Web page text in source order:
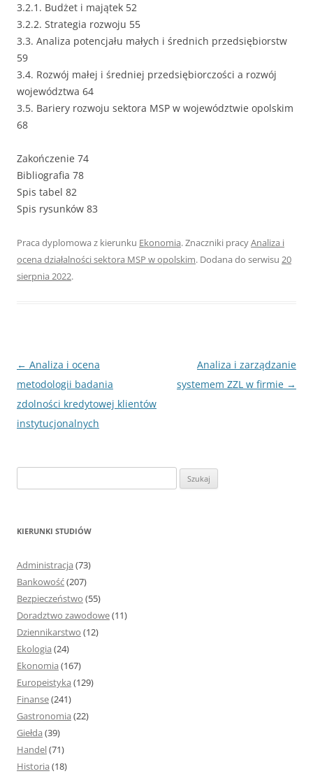
3.2.1. Budżet i majątek 52
3.2.2. Strategia rozwoju 55
3.3. Analiza potencjału małych i średnich przedsiębiorstw
59
3.4. Rozwój małej i średniej przedsiębiorczości a rozwój
województwa 64
3.5. Bariery rozwoju sektora MSP w województwie opolskim
68
Zakończenie 74
Bibliografia 78
Spis tabel 82
Spis rysunków 83
Praca dyplomowa z kierunku Ekonomia. Znaczniki pracyAnaliza i
ocena działalności sektora MSP w opolskim. Dodana do serwisu 20
sierpnia 2022.
Nawigacja
wpisu
← Analiza i ocena
metodologii badania
zdolności kredytowej klientów
instytucjonalnych
Analiza i zarządzanie
systemem ZZL w firmie →
z
KIERUNKI STUDIÓW
Administracja (73)
Bankowość(207)
Bezpieczeństwo (55)
Doradztwo zawodowe(11)
Dziennikarstwo (12)
Ekologia (24)
Ekonomia (167)
Europeistyka (129)
Finanse(241)
Gastronomia (22)
Giełda (39)
Handel(71)
Historia (18)